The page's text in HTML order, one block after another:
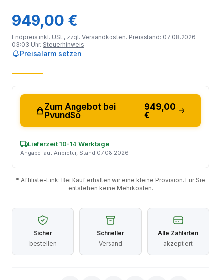
949,00 €
Endpreis inkl. USt., zzgl. Versandkosten. Preisstand: 07.08.2026
03:03 Uhr. Steuerhinweis
Preisalarm setzen
Zum Angebot bei
PvundSo
949,00
€
Lieferzeit 10-14 Werktage
Angabe laut Anbieter, Stand 07.08.2026
* Affiliate-Link: Bei Kauf erhalten wir eine kleine Provision. Für Sie
entstehen keine Mehrkosten.
Sicher
bestellen
Schneller
Versand
Alle Zahlarten
akzeptiert